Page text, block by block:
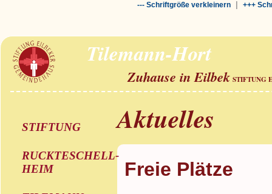
--- Schriftgröße verkleinern| +++
Tilemann-Hort
Zuhause in Eilbek STIFTUNG
STIFTUNG
RUCKTESCHELL-
HEIM
Aktuelles
Freie Plätze